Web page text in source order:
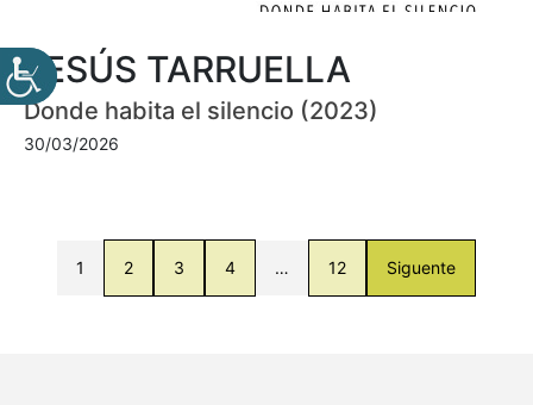
JESÚS TARRUELLA
Donde habita el silencio (2023)
30/03/2026
1 2 3 4 … 12 Siguente